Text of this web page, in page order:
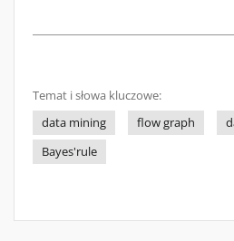
Temat i słowa kluczowe:
data mining
flow graph
Bayes'rule